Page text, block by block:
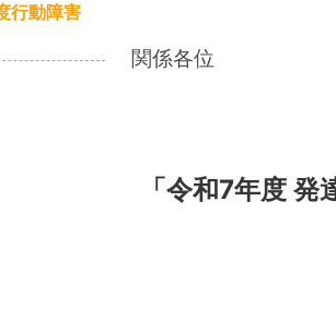
関係各位
「令和7年度
行動障害